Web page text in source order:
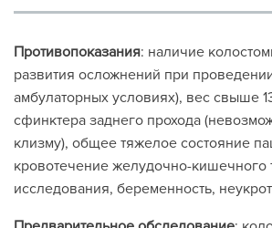
Противопоказания: наличие
развития осложнений при
амбулаторных условиях), вес свыше
сфинктера заднего прохода
клизму), общее тяжелое состояние
кровотечение желудочно-кишечного
исследования, беременность,